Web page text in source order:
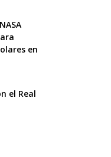
en
el Real